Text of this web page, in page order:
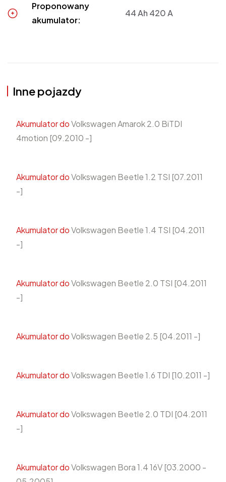
Proponowany
akumulator:
44 Ah 420 A
Inne pojazdy
Akumulator doVolkswagen Amarok 2.0 BiTDI
4motion [09.2010 -]
Akumulator doVolkswagen Beetle 1.2 TSI [07.2011
-]
Akumulator doVolkswagen Beetle 1.4 TSI [04.2011
-]
Akumulator doVolkswagen Beetle 2.0 TSI [04.2011
-]
Akumulator doVolkswagen Beetle 2.5 [04.2011 -]
Akumulator doVolkswagen Beetle 1.6 TDI [10.2011 -]
Akumulator doVolkswagen Beetle 2.0 TDI [04.2011
-]
Akumulator doVolkswagen Bora 1.4 16V [03.2000 -